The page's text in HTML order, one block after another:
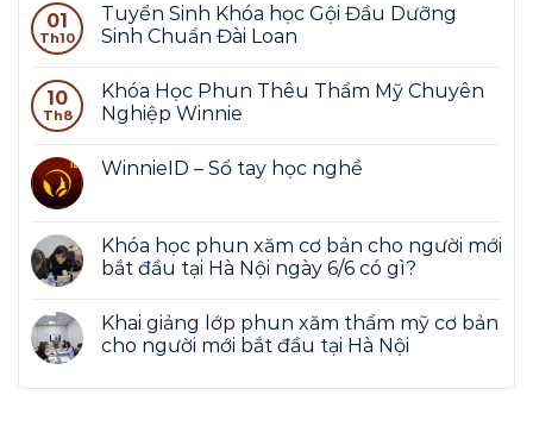
01
Th10
Tuyển Sinh Khóa học Gội Đầu Dưỡng
Sinh Chuẩn Đài Loan
10
Th8
Khóa Học Phun Thêu Thẩm Mỹ Chuyên
Nghiệp Winnie
WinnieID – Sổ tay học nghề
Khóa học phun xăm cơ bản cho người mới
bắt đầu tại Hà Nội ngày 6/6 có gì?
Khai giảng lớp phun xăm thẩm mỹ cơ bản
cho người mới bắt đầu tại Hà Nội